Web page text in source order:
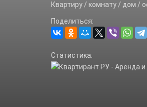
Квартиру / комнату / дом /
Поделиться:
Статистика: